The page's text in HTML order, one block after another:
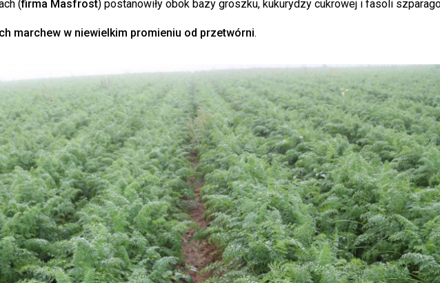
(firma Masfrost) postanowiły obok bazy groszku, kukurydzy cukrowej i fasoli
marchew w niewielkim promieniu od przetwórni.